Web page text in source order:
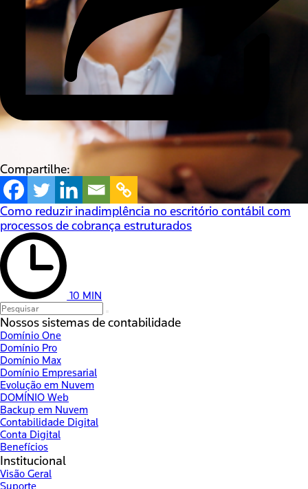
Compartilhe:
Como reduzir inadimplência no escritório contábil com
processos de cobrança estruturados
10 MIN
Nossos sistemas de contabilidade
Domínio One
Domínio Pro
Domínio Max
Domínio Empresarial
Evolução em Nuvem
DOMÍNIO Web
Backup em Nuvem
Contabilidade Digital
Conta Digital
Benefícios
Institucional
Visão Geral
Suporte